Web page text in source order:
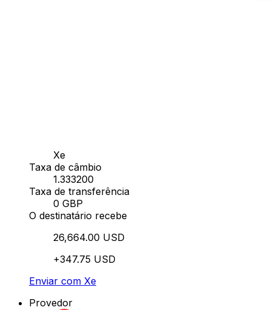
Xe
Taxa de câmbio
1.333200
Taxa de transferência
0 GBP
O destinatário recebe
26,664.00 USD
+347.75 USD
Enviar com Xe
Provedor